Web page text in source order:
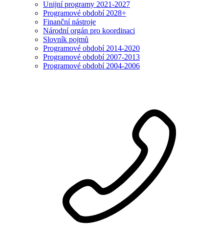
Unijní programy 2021-2027
Programové období 2028+
Finanční nástroje
Národní orgán pro koordinaci
Slovník pojmů
Programové období 2014-2020
Programové období 2007-2013
Programové období 2004-2006